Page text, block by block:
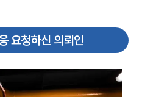
요청하신 의뢰인